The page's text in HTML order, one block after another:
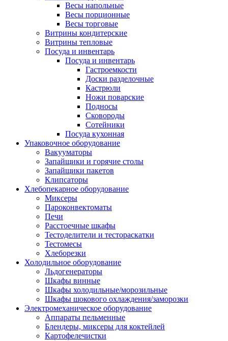
Весы напольные
Весы порционные
Весы торговые
Витрины кондитерские
Витрины тепловые
Посуда и инвентарь
Посуда и инвентарь
Гастроемкости
Доски разделочные
Кастрюли
Ножи поварские
Подносы
Сковороды
Сотейники
Посуда кухонная
Упаковочное оборудование
Вакууматоры
Запайщики и горячие столы
Запайщики пакетов
Клипсаторы
Хлебопекарное оборудование
Миксеры
Пароконвектоматы
Печи
Расстоечные шкафы
Тестоделители и тестораскатки
Тестомесы
Хлеборезки
Холодильное оборудование
Льдогенераторы
Шкафы винные
Шкафы холодильные/морозильные
Шкафы шокового охлаждения/заморозки
Электромеханическое оборудование
Аппараты пельменные
Блендеры, миксеры для коктейлей
Картофелечистки